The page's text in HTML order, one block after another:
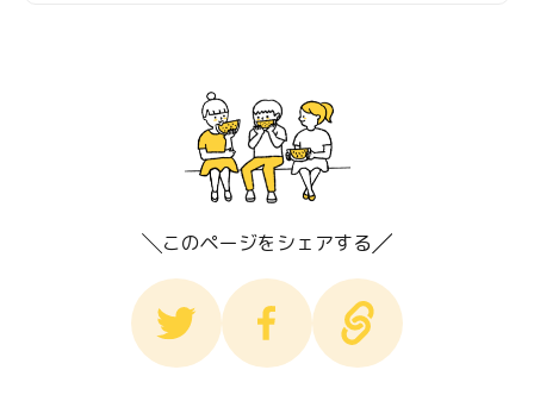
このページをシェアする